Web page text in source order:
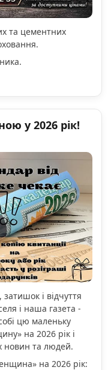
та цементних
у 2026 рік!
і відчуття
і наша газета -
цю маленьку
на 2026 рік і
новин та людей.
на 2026 рік: